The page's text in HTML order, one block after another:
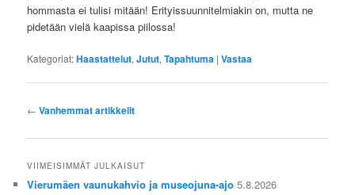
hommasta ei tulisi mitään! Erityissuunnitelmiakin on, mutta ne
pidetään vielä kaapissa piilossa!
Kategoriat:Haastattelut,Jutut,Tapahtuma |Vastaa
Artikkelien
← Vanhemmat artikkelit
VIIMEISIMMÄT JULKAISUT
Vierumäen vaunukahvio ja museojuna-ajo 5.8.2026